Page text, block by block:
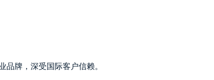
牌，深受国际客户信赖。